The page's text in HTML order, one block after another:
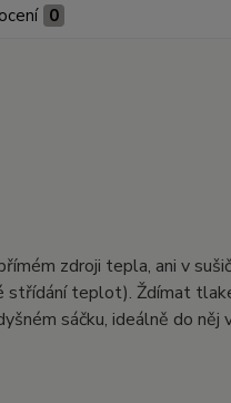
0
zdroji tepla, ani v
teplot). Ždímat
sáčku, ideálně do něj